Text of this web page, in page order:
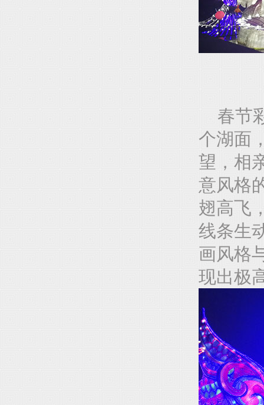
春节
个湖面
望，相
意风格
翅高飞
线条生
画风格
现出极